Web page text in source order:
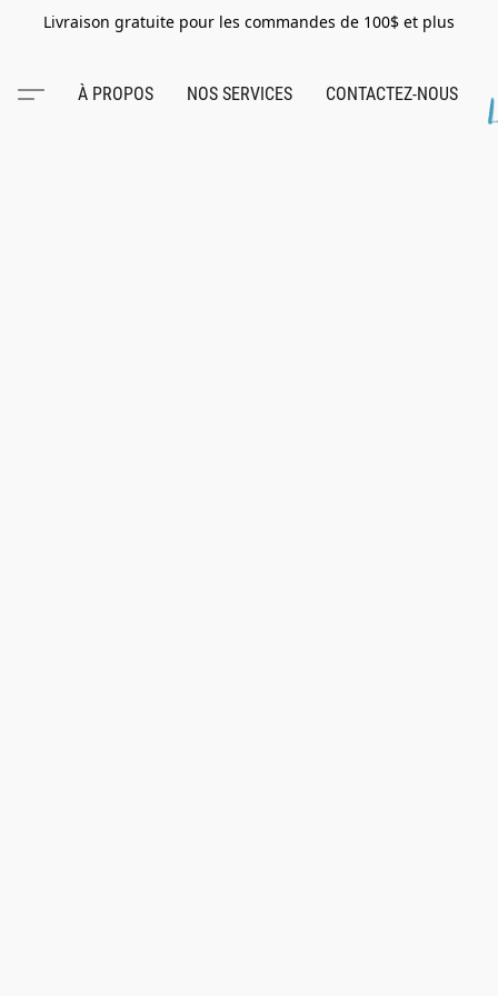
Livraison gratuite pour les commandes de 100$ et plus
À PROPOS NOS SERVICES CONTACTEZ-NOUS